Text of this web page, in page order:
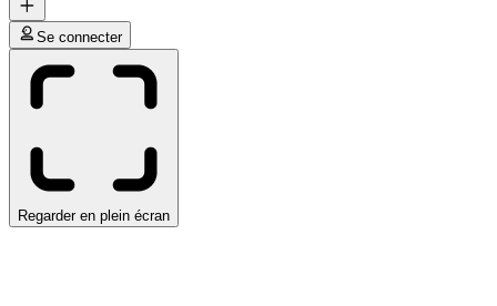
Se connecter
Regarder en plein écran